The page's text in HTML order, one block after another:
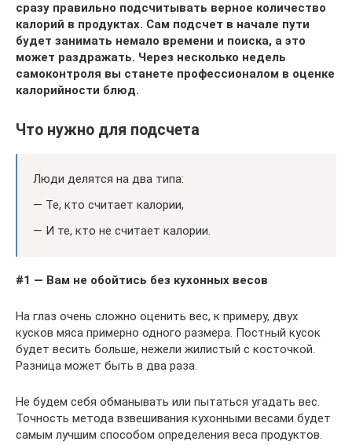
сразу правильно подсчитывать верное количество
калорий в продуктах. Сам подсчет в начале пути
будет занимать немало времени и поиска, а это
может раздражать. Через несколько недель
самоконтроля вы станете профессионалом в оценке
калорийности блюд.
Что нужно для подсчета
Люди делятся на два типа:
— Те, кто считает калории,
— И те, кто не считает калории.
#1 — Вам не обойтись без кухонных весов
На глаз очень сложно оценить вес, к примеру, двух
кусков мяса примерно одного размера. Постный кусок
будет весить больше, нежели жилистый с косточкой.
Разница может быть в два раза.
Не будем себя обманывать или пытаться угадать вес.
Точность метода взвешивания кухонными весами будет
самым лучшим способом определения веса продуктов.